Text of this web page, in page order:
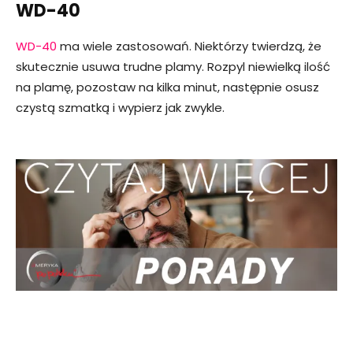
WD-40
WD-40 ma wiele zastosowań. Niektórzy twierdzą, że
skutecznie usuwa trudne plamy. Rozpyl niewielką ilość
na plamę, pozostaw na kilka minut, następnie osusz
czystą szmatką i wypierz jak zwykle.